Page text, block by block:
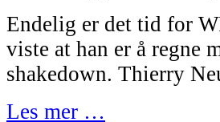
Endelig er det tid for
viste at han er å regne
shakedown. Thierry
Les mer …